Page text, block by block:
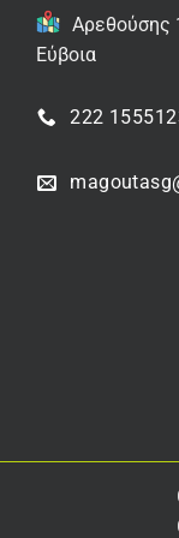
Αρεθούσης
Εύβοια
222